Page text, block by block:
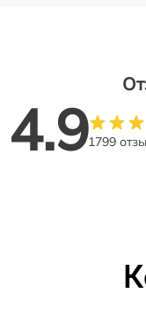
4.91799